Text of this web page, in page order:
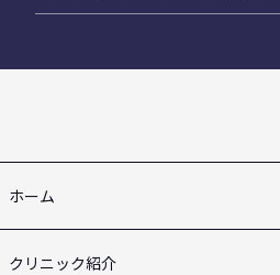
ホーム
クリニック紹介